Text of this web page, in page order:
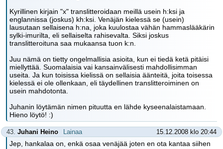
Kyrillinen kirjain "x" translitteroidaan meillä usein h:ksi ja
englannissa (joskus) kh:ksi. Venäjän kielessä se (usein)
lausutaan sellaisena h:na, joka kuulostaa vähän hammaslääkärin
sylki-imurilta, eli sellaiselta rahisevalta. Siksi joskus
translitteroituna saa mukaansa tuon k:n.
Juu nämä on tietty ongelmallisia asioita, kun ei tiedä ketä pitäisi
miellyttää. Suomalaisia vai kansainvälisesti mahdollisimman
useita. Ja kun toisissa kielissä on sellaisia äänteitä, joita toisessa
kielessä ei ole ollenkaan, eli täydellinen translitteroiminen on
usein mahdotonta.
Juhanin löytämän nimen pituutta en lähde kyseenalaistamaan.
Hieno löytö! :)
43. Juhani Heino Lainaa 15.12.2008 klo 20:44
Jep, hankalaa on, enkä osaa venäjää joten en ota kantaa siihen